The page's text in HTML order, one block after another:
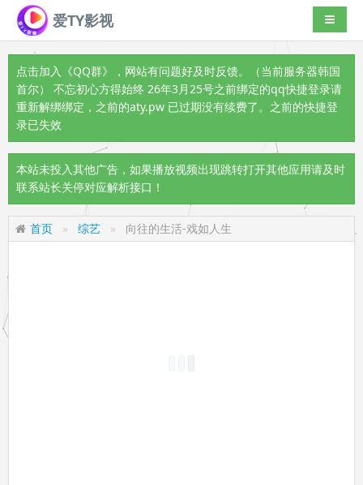
爱TY影视 导航切
点击加入《QQ群》
，网站有问题好及时反馈。（当前服务器韩国
首尔） 不忘初心方得始终 26年3月25号之前绑定的qq快捷登录请
重新解绑绑定，之前的aty.pw 已过期没有续费了。之前的快捷登
录已失效
本站未投入其他广告，如果播放视频出现跳转打开其他应用请及时
联系站长关停对应解析接口！
首页 综艺 向往的生活-戏如人生